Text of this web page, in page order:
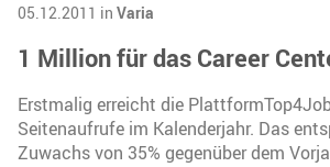
05.12.2011 in Varia
1 Million für das Career
Erstmalig erreicht die
Seitenaufrufe im Kalenderjahr. Das
Zuwachs von 35% gegenüber dem